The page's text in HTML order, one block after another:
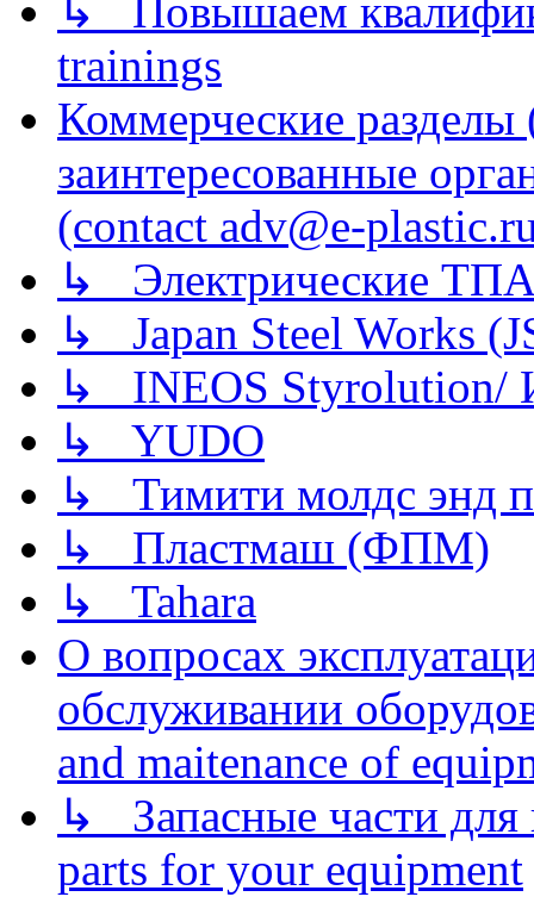
↳ Повышаем
trainings
Коммерческие
заинтересованные
(contact adv@e-
↳ Электрические
↳ Japan Steel Works
↳ INEOS
↳ YUDO
↳ Тимити молдс энд
↳ Пластмаш (ФПМ)
↳ Tahara
О вопросах
обслуживании
and maitenance of
↳ Запасные части для
parts for your equipment